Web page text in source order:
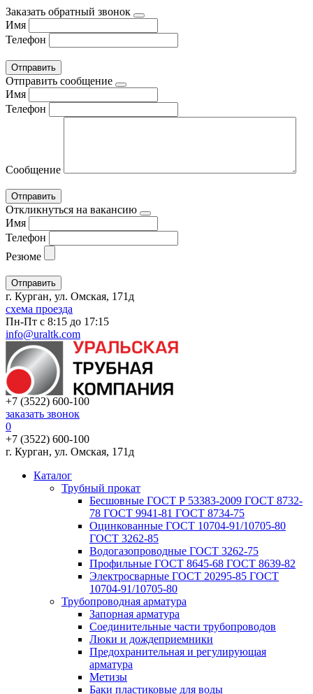
Заказать обратный звонок
Имя
Телефон
Отправить сообщение
Имя
Телефон
Сообщение
Откликнуться на вакансию
Имя
Телефон
Резюме
г. Курган, ул. Омская, 171д
схема проезда
Пн-Пт с 8:15 до 17:15
info@uraltk.com
+7 (3522) 600-100
заказать звонок
0
+7 (3522) 600-100
г. Курган, ул. Омская, 171д
Каталог
Трубный прокат
Беcшовные ГОСТ Р 53383-2009 ГОСТ 8732-
78 ГОСТ 9941-81 ГОСТ 8734-75
Оцинкованные ГОСТ 10704-91/10705-80
ГОСТ 3262-85
Водогазопроводные ГОСТ 3262-75
Профильные ГОСТ 8645-68 ГОСТ 8639-82
Электросварные ГОСТ 20295-85 ГОСТ
10704-91/10705-80
Трубопроводная арматура
Запорная арматура
Соединительные части трубопроводов
Люки и дождеприемники
Предохранительная и регулирующая
арматура
Метизы
Баки пластиковые для воды